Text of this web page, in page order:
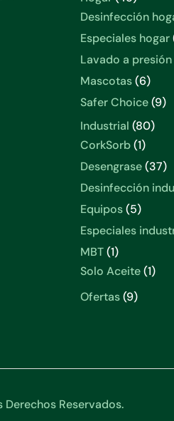
Desinfección
Especiales hogar
Lavado a presión
Mascotas 66
Safer Choice 99
Industrial 8080
CorkSorb 11
Desengrase 3737
Desinfección
Equipos 55
Especiales
MBT 11
producto
Solo Aceite 11
Ofertas 99
Reservados.